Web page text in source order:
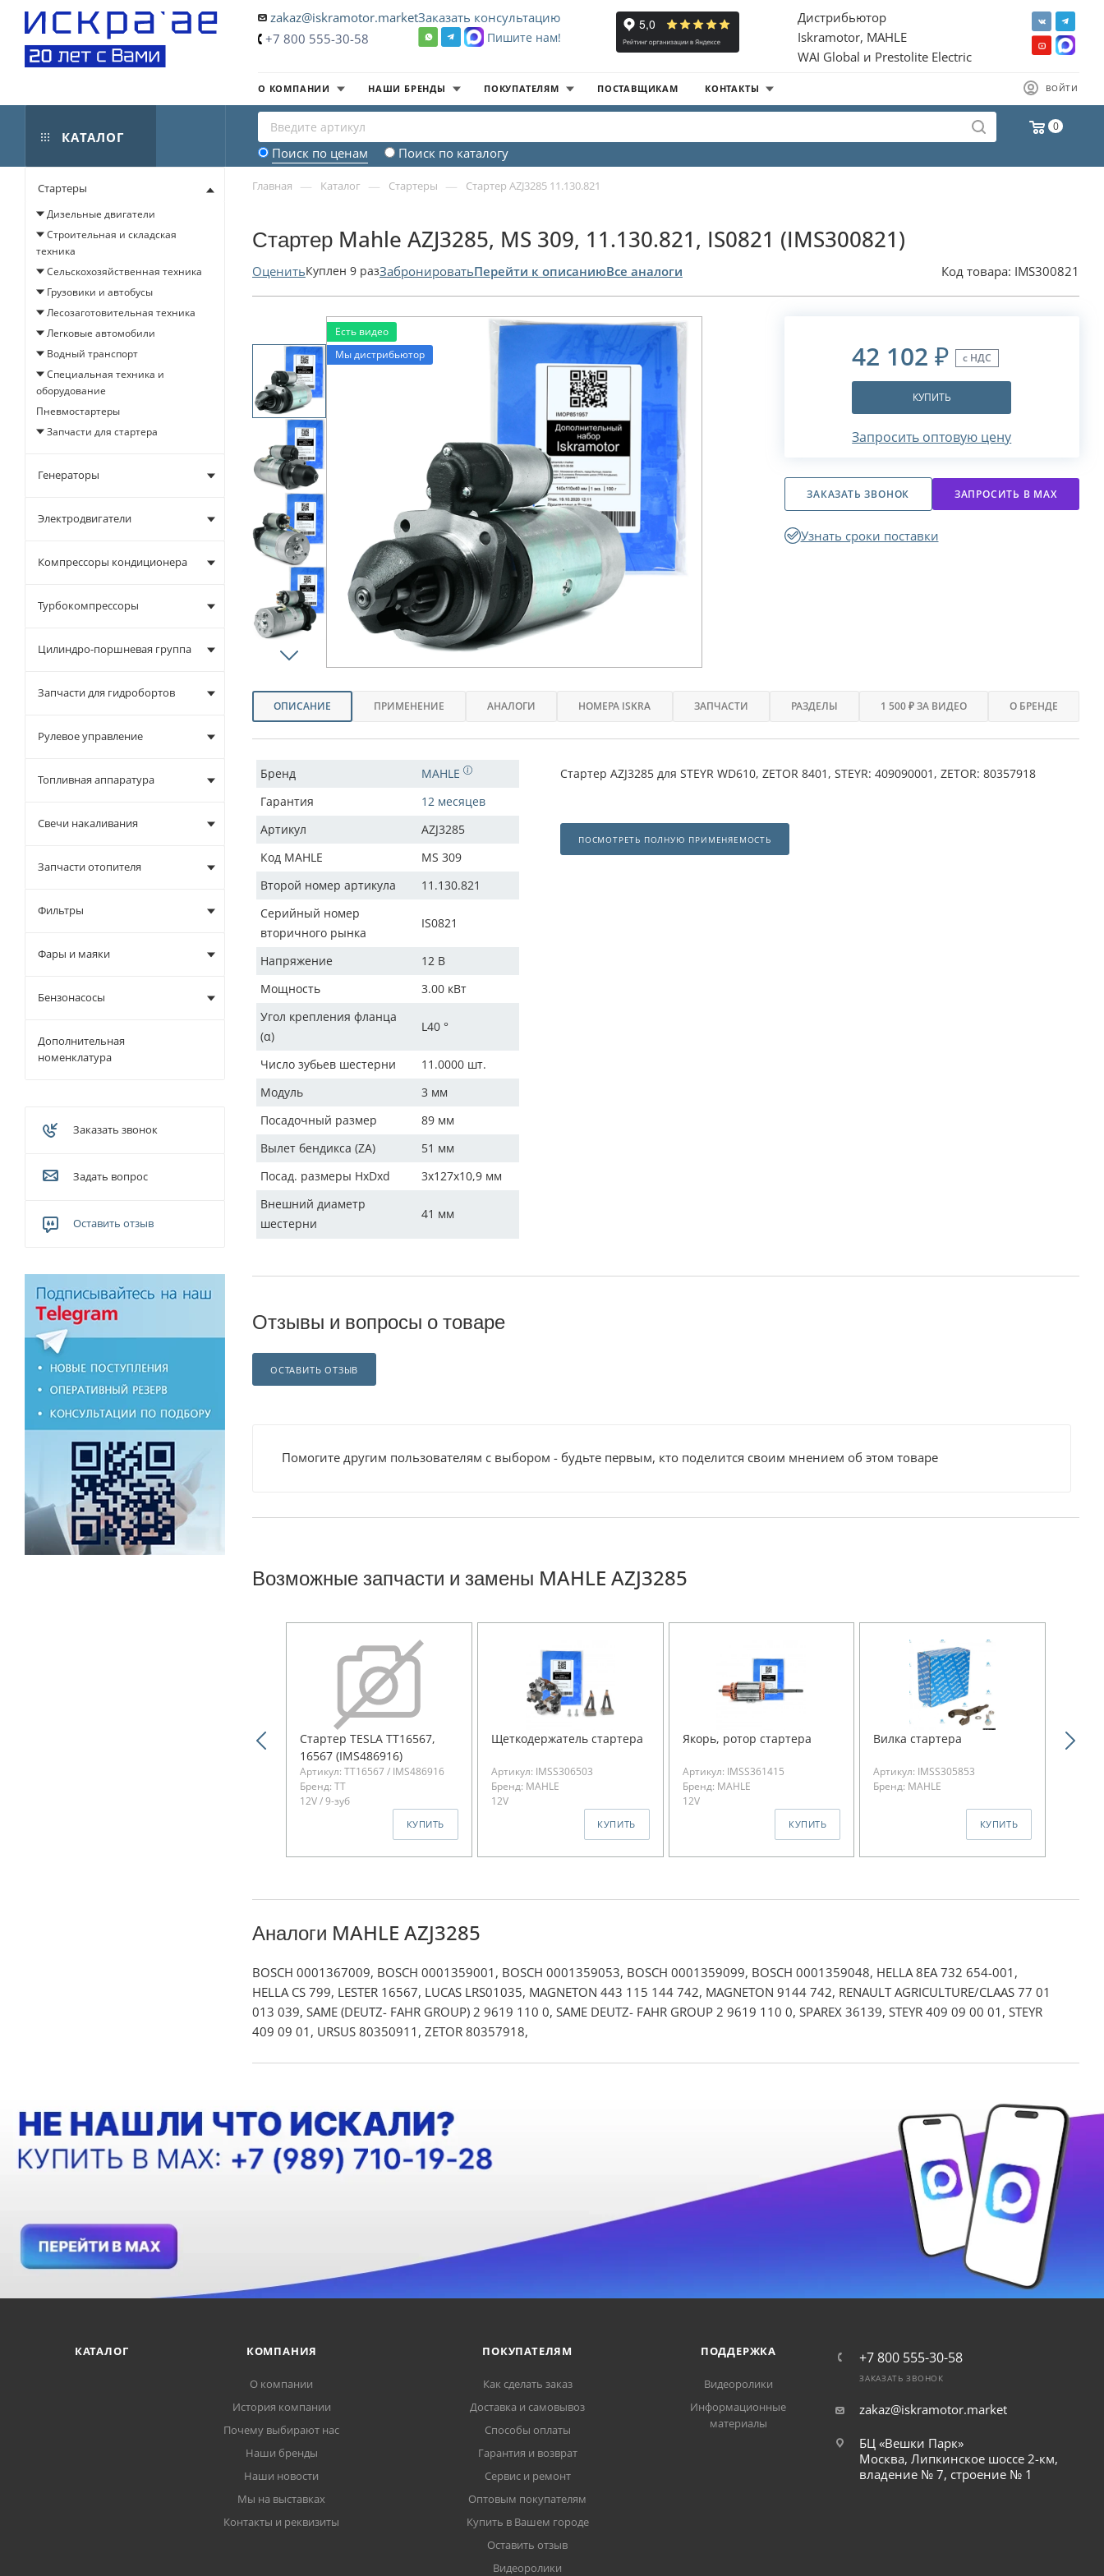
zakaz@iskramotor.market
+7 800 555-30-58
Заказать консультацию
Пишите нам!
Дистрибьютор
Iskramotor, MAHLE
WAI Global и Prestolite Electric
ВОЙТИ
О КОМПАНИИ НАШИ БРЕНДЫ ПОКУПАТЕЛЯМ ПОСТАВЩИКАМ КОНТАКТЫ
0
КАТАЛОГ
Поиск по ценам Поиск по каталогу
Главная — Каталог — Стартеры — Стартер AZJ3285 11.130.821
Стартер Mahle AZJ3285, MS 309, 11.130.821, IS0821 (IMS300821)
ОценитьКуплен 9 разЗабронироватьПерейти к описаниюВсе аналоги Код товара: IMS300821
Есть видео
Мы дистрибьютор
42 102 ₽ с НДС
КУПИТЬ
Запросить оптовую цену
ЗАКАЗАТЬ ЗВОНОК ЗАПРОСИТЬ В МАХ
Узнать сроки поставки
ОПИСАНИЕ ПРИМЕНЕНИЕ АНАЛОГИ НОМЕРА ISKRA ЗАПЧАСТИ РАЗДЕЛЫ 1 500 ₽ ЗА ВИДЕО О БРЕНДЕ
Бренд
MAHLE
Гарантия
12 месяцев
Артикул
AZJ3285
Код MAHLE
MS 309
Второй номер артикула
11.130.821
Серийный номер
вторичного рынка
IS0821
Напряжение
12 В
Мощность
3.00 кВт
Угол крепления фланца
(α)
L40 °
Число зубьев шестерни
11.0000 шт.
Модуль
3 мм
Посадочный размер
89 мм
Вылет бендикса (ZA)
51 мм
Посад. размеры HxDxd
3x127x10,9 мм
Внешний диаметр
шестерни
41 мм
Стартер AZJ3285 для STEYR WD610, ZETOR 8401, STEYR: 409090001, ZETOR: 80357918
ПОСМОТРЕТЬ ПОЛНУЮ ПРИМЕНЯЕМОСТЬ
Отзывы и вопросы о товаре
ОСТАВИТЬ ОТЗЫВ
Помогите другим пользователям с выбором - будьте первым, кто поделится своим мнением об этом товаре
Возможные запчасти и замены MAHLE AZJ3285
Стартер TESLA TT16567,
16567 (IMS486916)
Артикул: TT16567 / IMS486916
Бренд: TT
12V / 9-зуб
КУПИТЬ
Щеткодержатель стартера
Артикул: IMSS306503
Бренд: MAHLE
12V
КУПИТЬ
Якорь, ротор стартера
Артикул: IMSS361415
Бренд: MAHLE
12V
КУПИТЬ
Вилка стартера
Артикул: IMSS305853
Бренд: MAHLE
КУПИТЬ
Аналоги MAHLE AZJ3285
BOSCH 0001367009, BOSCH 0001359001, BOSCH 0001359053, BOSCH 0001359099, BOSCH 0001359048, HELLA 8EA 732 654-001,
HELLA CS 799, LESTER 16567, LUCAS LRS01035, MAGNETON 443 115 144 742, MAGNETON 9144 742, RENAULT AGRICULTURE/CLAAS 77 01
013 039, SAME (DEUTZ- FAHR GROUP) 2 9619 110 0, SAME DEUTZ- FAHR GROUP 2 9619 110 0, SPAREX 36139, STEYR 409 09 00 01, STEYR
409 09 01, URSUS 80350911, ZETOR 80357918,
Стартеры
Дизельные двигатели
Строительная и складская
техника
Сельскохозяйственная техника
Грузовики и автобусы
Лесозаготовительная техника
Легковые автомобили
Водный транспорт
Специальная техника и
оборудование
Пневмостартеры
Запчасти для стартера
Генераторы
Электродвигатели
Компрессоры кондиционера
Турбокомпрессоры
Цилиндро-поршневая группа
Запчасти для гидробортов
Рулевое управление
Топливная аппаратура
Свечи накаливания
Запчасти отопителя
Фильтры
Фары и маяки
Бензонасосы
Дополнительная
номенклатура
Заказать звонок
Задать вопрос
Оставить отзыв
КАТАЛОГ КОМПАНИЯ
О компании
История компании
Почему выбирают нас
Наши бренды
Наши новости
Мы на выставках
Контакты и реквизиты
ПОКУПАТЕЛЯМ
Как сделать заказ
Доставка и самовывоз
Способы оплаты
Гарантия и возврат
Сервис и ремонт
Оптовым покупателям
Купить в Вашем городе
Оставить отзыв
Видеоролики
ПОДДЕРЖКА
Видеоролики
Информационные
материалы
+7 800 555-30-58
ЗАКАЗАТЬ ЗВОНОК
zakaz@iskramotor.market
БЦ «Вешки Парк»
Москва, Липкинское шоссе 2-км,
владение № 7, строение № 1